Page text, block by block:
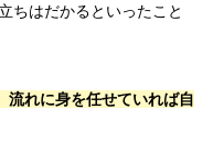
ちはだかるといったこと
流れに身を任せていれば自